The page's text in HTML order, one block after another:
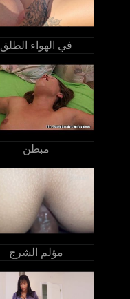
في الهواء الطلق
مبطن
مؤلم الشرج